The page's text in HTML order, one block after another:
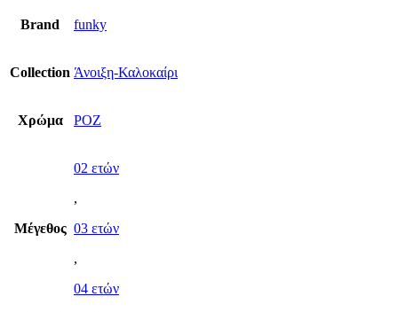
Brand funky
Collection Άνοιξη-Καλοκαίρι
Χρώμα ΡΟΖ
Μέγεθος
02 ετών
,
03 ετών
,
04 ετών